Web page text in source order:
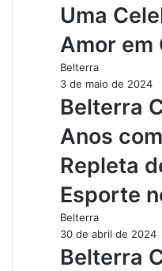
Uma
Amor em
Belterra
3 de maio de 2024
Belterra
Anos
Repleta
Esporte
Belterra
30 de abril de 2024
Belterra